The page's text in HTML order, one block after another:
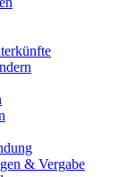
& Vergabe